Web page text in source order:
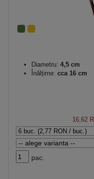
Diametru: 4,5 cm
Înălțime: cca 16 cm
16,62
pac.